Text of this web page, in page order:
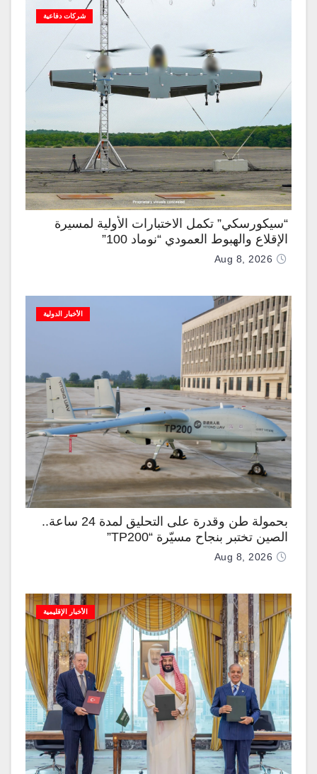
شركات دفاعية
“سيكورسكي” تكمل الاختبارات الأولية لمسيرة
الإقلاع والهبوط العمودي “نوماد 100”
Aug 8, 2026
الأخبار الدولية
بحمولة طن وقدرة على التحليق لمدة 24 ساعة..
الصين تختبر بنجاح مسيّرة “TP200”
Aug 8, 2026
الأخبار الإقليمية